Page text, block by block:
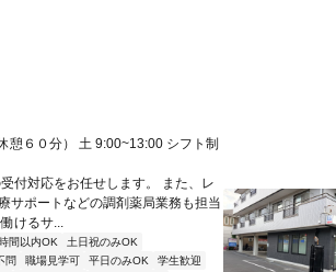
憩６０分） 土 9:00~13:00 シフト制
付対応をお任せします。 また、レ
サポートなどの調剤薬局業務も担当
けるサ...
間以内OK
土日祝のみOK
問 職場見学可 平日のみOK
学生歓迎